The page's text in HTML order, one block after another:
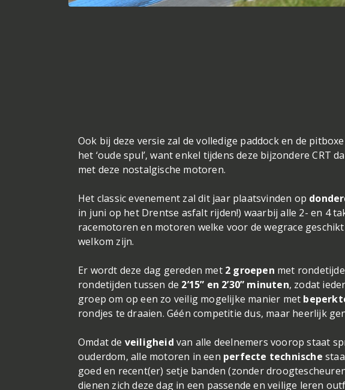
Ook bij deze versie zal de volledige paddock en de
het ‘oude spul’, want enkel tijdens deze bijzondere CRT
met deze nostalgische motoren.
Het classic evenement zal dit jaar plaatsvinden op
in juni op het Drentse asfalt rijden!) waarbij alle 2- en 4
racemotoren en motoren welke voor de wegrace
welkom zijn.
Er wordt deze dag gereden met2 groepen met
rondetijden tussen de 2’15” en 2’30” minuten, zodat
groep om op een zo veilig mogelijke manier met
rondjes te draaien. Géén competitie dus, maar heerlijk
Omdat de veiligheid van alle deelnemers voorop staat
ouderdom, alle motoren in een perfecte technische
goed en recent(er) setje banden (zonder
dienen zich deze dag in een passende en veilige leren